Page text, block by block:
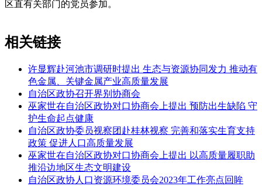
区直有关部门的党员参加。
相关链接
许显辉赴河池市调研时提出 生态与资源协同发力 推动有
色金属、关键金属产业高质量发展
自治区政协召开界别协商会
巫家世在自治区政协对口协商会上提出 预防出生缺陷 守
护生命起点健康
自治区政协委员视察团赴桂林视察 完善和落实生育支持
政策 促进人口高质量发展
巫家世在自治区政协对口协商会上提出 以高质量履职助
推沿边地区生态文明建设
自治区政协人口资源环境委员会2023年工作亮点回眸